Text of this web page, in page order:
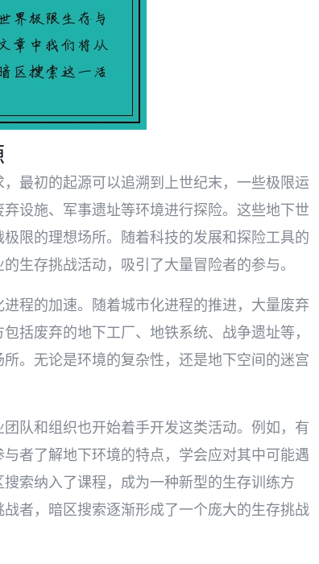
最初的起源可以追溯到上世纪末，一些极限运
设施、军事遗址等环境进行探险。这些地下世
限的理想场所。随着科技的发展和探险工具的
生存挑战活动，吸引了大量冒险者的参与。
程的加速。随着城市化进程的推进，大量废弃
括废弃的地下工厂、地铁系统、战争遗址等，
。无论是环境的复杂性，还是地下空间的迷宫
队和组织也开始着手开发这类活动。例如，有
者了解地下环境的特点，学会应对其中可能遇
索纳入了课程，成为一种新型的生存训练方
者，暗区搜索逐渐形成了一个庞大的生存挑战